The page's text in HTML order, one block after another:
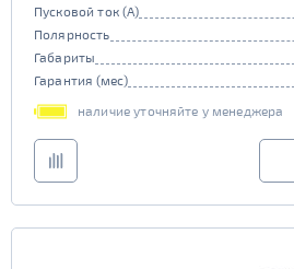
Пусковой ток (А)
Полярность
Габариты
Гарантия (мес)
наличие уточняйте у менеджера